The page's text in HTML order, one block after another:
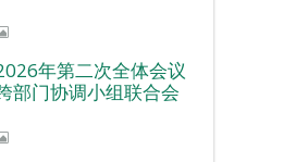
年第二次全体会议
部门协调小组联合会